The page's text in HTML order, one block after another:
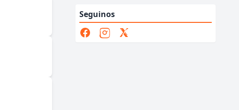
Seguinos